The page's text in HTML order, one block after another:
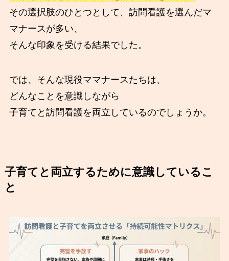
その選択肢のひとつとして、訪問看護を選んだマ
マナースが多い、
そんな印象を受ける結果でした。
では、そんな現役ママナースたちは、
どんなことを意識しながら
子育てと訪問看護を両立しているのでしょうか。
子育てと両立するために意識しているこ
と